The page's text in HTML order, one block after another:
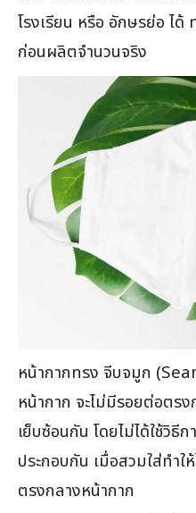
โรงเรียน หรือ อักษรย่อ ได้
ก่อนผลิตจำนวนจริง
หน้ากากทรง จีบจมูก
หน้ากาก จะไม่มีรอยต่อตร
เย็บซ้อนกัน โดยไม่ได้ใช้วิธี
ประกอบกัน เมื่อสวมใส่ทำ
ตรงกลางหน้ากาก